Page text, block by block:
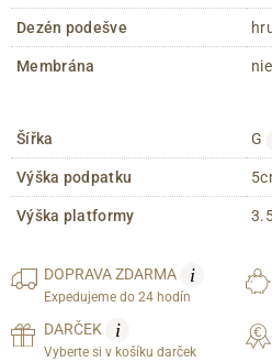
Dezén podešve
Membrána nie
Šířka G
Výška podpatku
Výška platformy
DOPRAVAZDARMA i
Expedujeme do 24 hodín
DARČEK i
Vyberte si v košíku darček